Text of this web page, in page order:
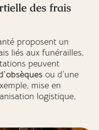
des frais
proposent un
liés aux funérailles,
peuvent
ou d’une
mise en
logistique,